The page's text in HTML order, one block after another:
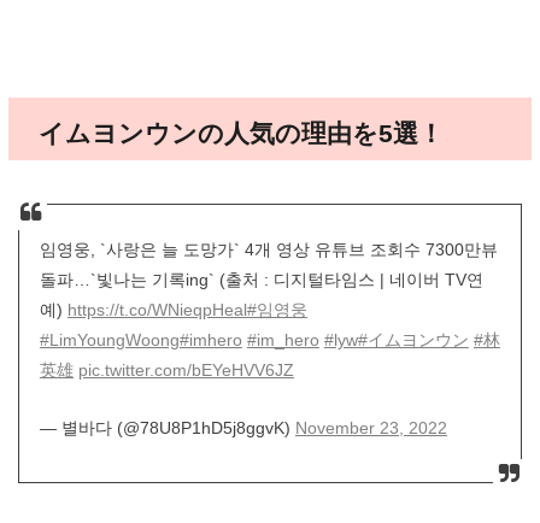
イムヨンウンの人気の理由を5選！
임영웅, `사랑은 늘 도망가` 4개 영상 유튜브 조회수 7300만뷰
돌파…`빛나는 기록ing` (출처 : 디지털타임스 | 네이버 TV연
예) https://t.co/WNieqpHeal#임영웅
#LimYoungWoong#imhero #im_hero #lyw#イムヨンウン #林
英雄 pic.twitter.com/bEYeHVV6JZ
— 별바다 (@78U8P1hD5j8ggvK) November 23, 2022